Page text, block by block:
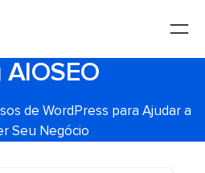
AIOSEO
de WordPress para Ajudar a
Seu Negócio